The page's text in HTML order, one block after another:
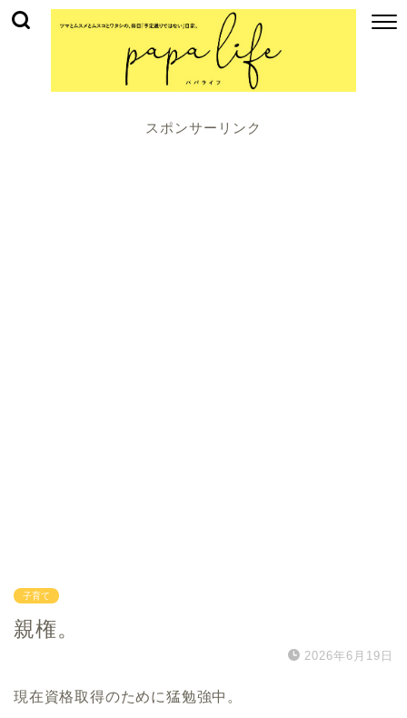
スポンサーリンク
子育て
親権。
2026年6月19日
現在資格取得のために猛勉強中。